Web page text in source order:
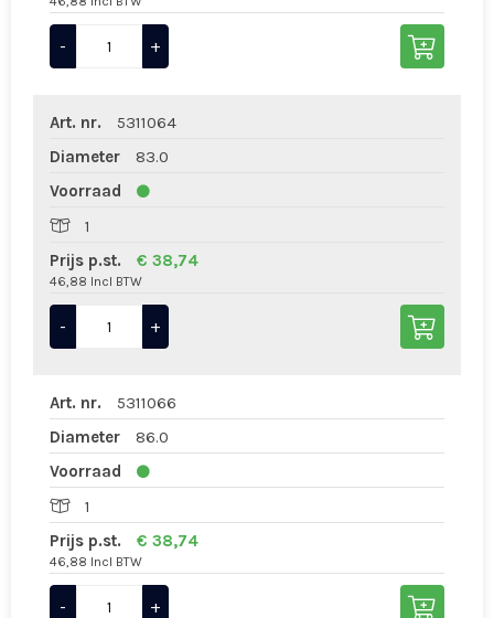
- +
Art. nr.
5311064
Diameter
83.0
Voorraad
1
Prijs p.st.
€ 38,74
46,88 Incl BTW
- +
Art. nr.
5311066
Diameter
86.0
Voorraad
1
Prijs p.st.
€ 38,74
46,88 Incl BTW
- +